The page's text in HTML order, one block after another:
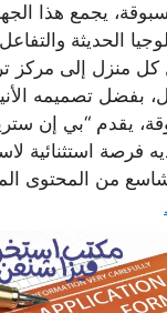
يجمع هذا
الحديثة
كل منزل إلى مركز
بفضل تصميمه
يقدم “بي إن
فرصة استثنائية
من المحتوى